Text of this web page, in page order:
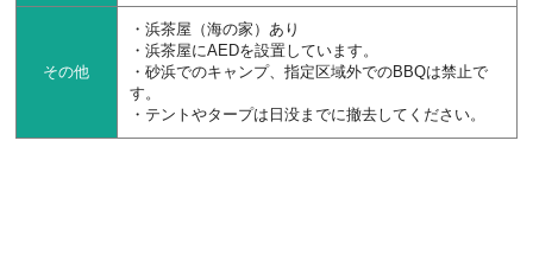
その他
・浜茶屋（海の家）あり
・浜茶屋にAEDを設置しています。
・砂浜でのキャンプ、指定区域外でのBBQは禁止で
す。
・テントやタープは日没までに撤去してください。